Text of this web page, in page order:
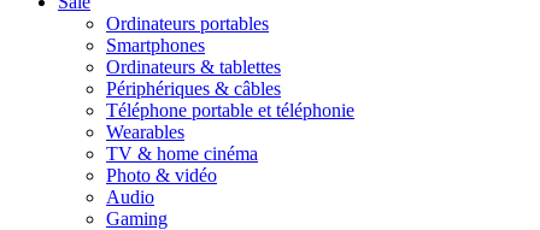
Ordinateurs portables
Smartphones
Ordinateurs & tablettes
Périphériques & câbles
Téléphone portable et téléphonie
Wearables
TV & home cinéma
Photo & vidéo
Audio
Gaming